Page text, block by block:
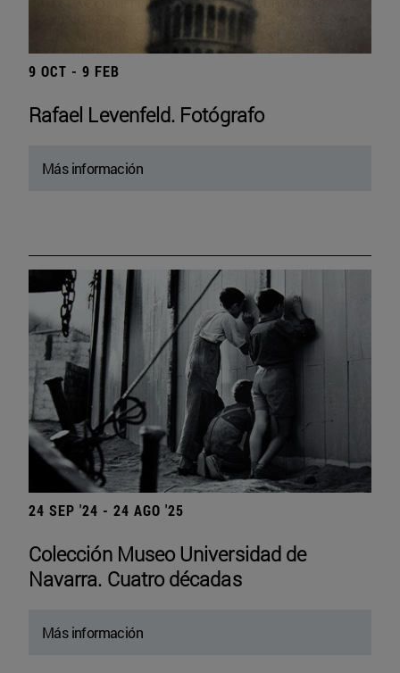
9 OCT - 9 FEB
Rafael Levenfeld. Fotógrafo
Más información
24 SEP '24 - 24 AGO '25
Colección Museo Universidad de
Navarra. Cuatro décadas
Más información